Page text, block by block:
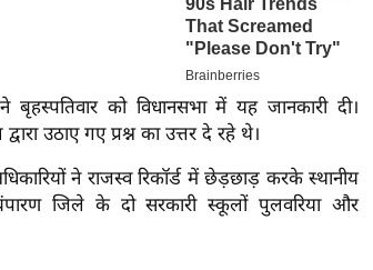
को विधानसभा में यह जानकारी दी।
उठाए गए प्रश्न का उत्तर दे रहे थे।
ने राजस्व रिकॉर्ड में छेड़छाड़ करके स्थानीय
जिले के दो सरकारी स्कूलों पुलवरिया और